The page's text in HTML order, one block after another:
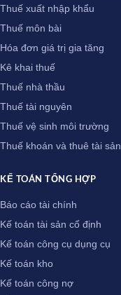
Thuế xuất nhập khẩu
Thuế môn bài
Hóa đơn giá trị gia tăng
Kê khai thuế
Thuế nhà thầu
Thuế tài nguyên
Thuế vệ sinh môi trường
Thuế khoán và thuê tài sản
KẾ TOÁN TỔNG HỢP
Báo cáo tài chính
Kế toán tài sản cố định
Kế toán công cụ dụng cụ
Kế toán kho
Kế toán công nợ